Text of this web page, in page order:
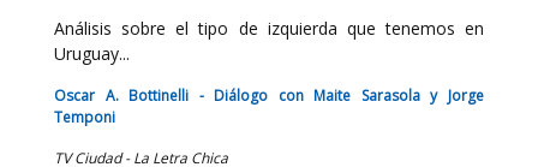
Análisis sobre el tipo de izquierda que tenemos en
Uruguay...
Oscar A. Bottinelli - Diálogo con Maite Sarasola y Jorge
Temponi
TV Ciudad - La Letra Chica